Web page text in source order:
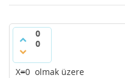
0
0
X=0 olmak üzere